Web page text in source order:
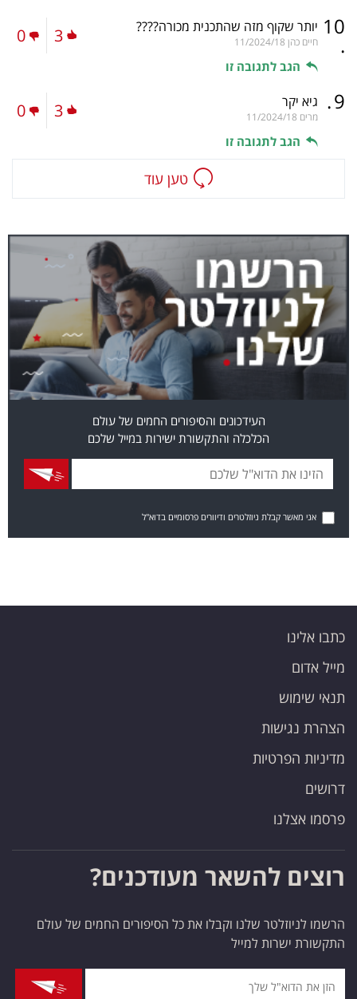
10
.
יותר שקוף מזה שהתכנית מכורה????
חיים כהן 11/2024/18
הגב לתגובה זו
3
0
9
. גיא יקר
מרים 11/2024/18
הגב לתגובה זו
3
0
טען עוד
העידכונים והסיפורים החמים של עולם
הכלכלה והתקשורת ישירות במייל שלכם
אני מאשר קבלת ניוזלטרים ודיוורים פרסומיים בדוא"ל
כתבו אלינו
מייל אדום
תנאי שימוש
הצהרת נגישות
מדיניות הפרטיות
דרושים
פרסמו אצלנו
רוצים להשאר מעודכנים?
הרשמו לניוזלטר שלנו וקבלו את כל הסיפורים החמים של עולם
התקשורת ישרות למייל